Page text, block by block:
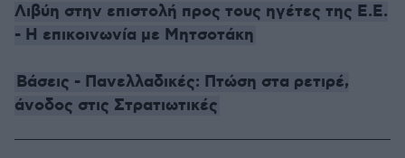
Λιβύη στην επιστολή προς τους ηγέτες της Ε.Ε.
- Η επικοινωνία με Μητσοτάκη
Βάσεις - Πανελλαδικές: Πτώση στα ρετιρέ,
άνοδος στις Στρατιωτικές